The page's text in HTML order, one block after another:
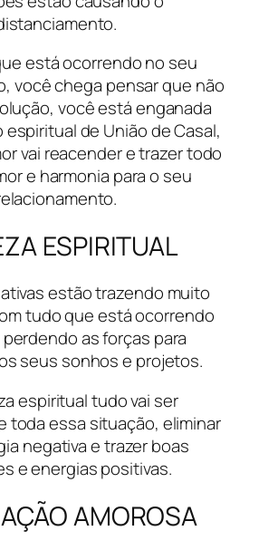
está ocorrendo no seu
você chega pensar que não
você está enganada
de União de Casal,
vai reacender e trazer todo
e harmonia para o seu
ESPIRITUAL
estão trazendo muito
tudo que está ocorrendo
as forças para
seus sonhos e projetos.
espiritual tudo vai ser
toda essa situação, eliminar
negativa e trazer boas
e energias positivas.
AMOROSA